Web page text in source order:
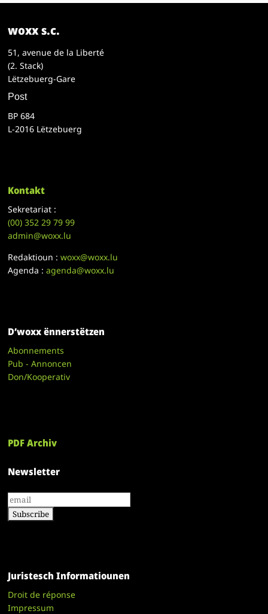
woxx s.c.
51, avenue de la Liberté
(2. Stack)
Lëtzebuerg-Gare
Post
BP 684
L-2016 Lëtzebuerg
Kontakt
Sekretariat :
(00)352 29 79 99
admin@woxx.lu
Redaktioun :woxx@woxx.lu
Agenda :agenda@woxx.lu
D’woxx ënnerstëtzen
Abonnements
Pub - Annoncen
Don/Kooperativ
PDF Archiv
Newsletter
Juristesch Informatiounen
Droit de réponse
Impressum